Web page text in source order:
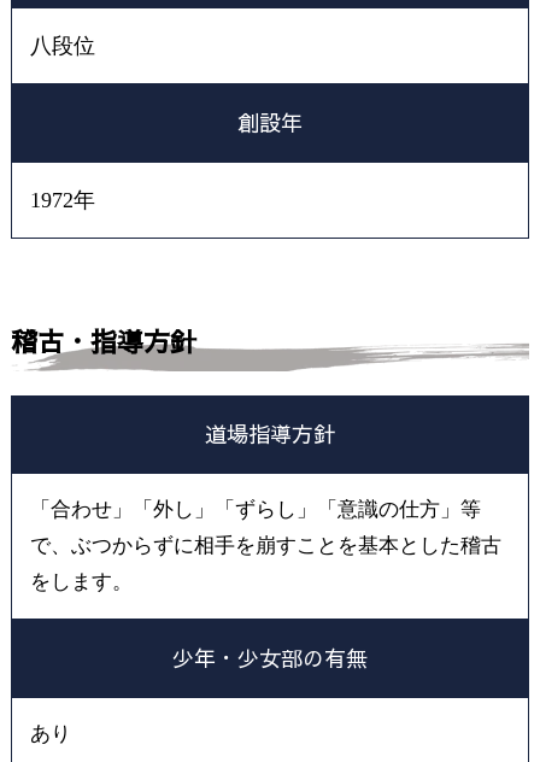
八段位
創設年
1972年
稽古・指導方針
道場指導方針
「合わせ」「外し」「ずらし」「意識の仕方」等
で、ぶつからずに相手を崩すことを基本とした稽古
をします。
少年・少女部の有無
あり